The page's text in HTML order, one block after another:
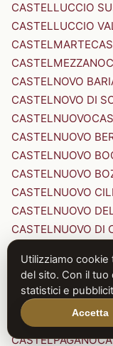
CASTELLUCCIO
CASTELLUCCIO
CASTELMARTE
CASTELMEZZANO
CASTELNOVO
CASTELNOVO DI
CASTELNUOVO
CASTELNUOVO
CASTELNUOVO
CASTELNUOVO
CASTELNUOVO
CASTELNUOVO
CASTELNUOVO DI
CASTELNUOVO DI
CASTELNUOVO
CASTELNUOVO
CASTELNUOVO
CASTELPAGANO
Utilizziamo
del sito. Con il tuo
statistici e
Accetta